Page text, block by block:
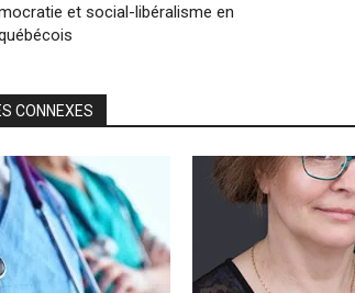
et social-libéralisme en
CONNEXES